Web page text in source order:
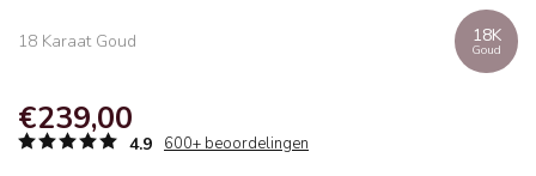
18 Karaat Goud 18K
Goud
€239,00
4.9 600+ beoordelingen